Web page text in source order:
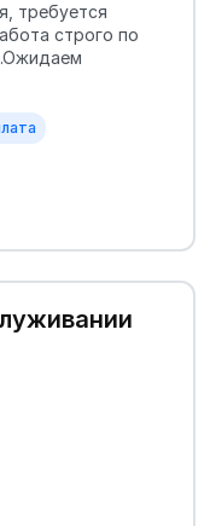
требуется
строго по